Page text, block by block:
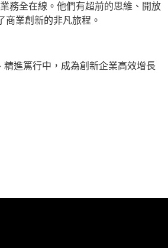
務全在線。他們有超前的思維、開放
業創新的非凡旅程。
進篤行中，成為創新企業高效增長